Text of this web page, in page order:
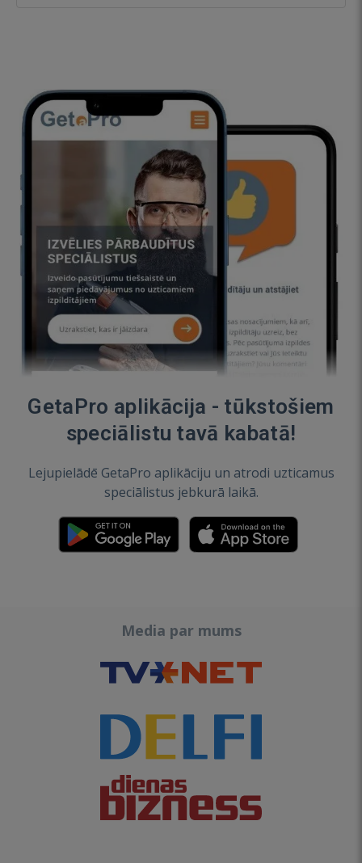
GetaPro aplikācija - tūkstošiem
speciālistu tavā kabatā!
Lejupielādē GetaPro aplikāciju un atrodi uzticamus
speciālistus jebkurā laikā.
Media par mums